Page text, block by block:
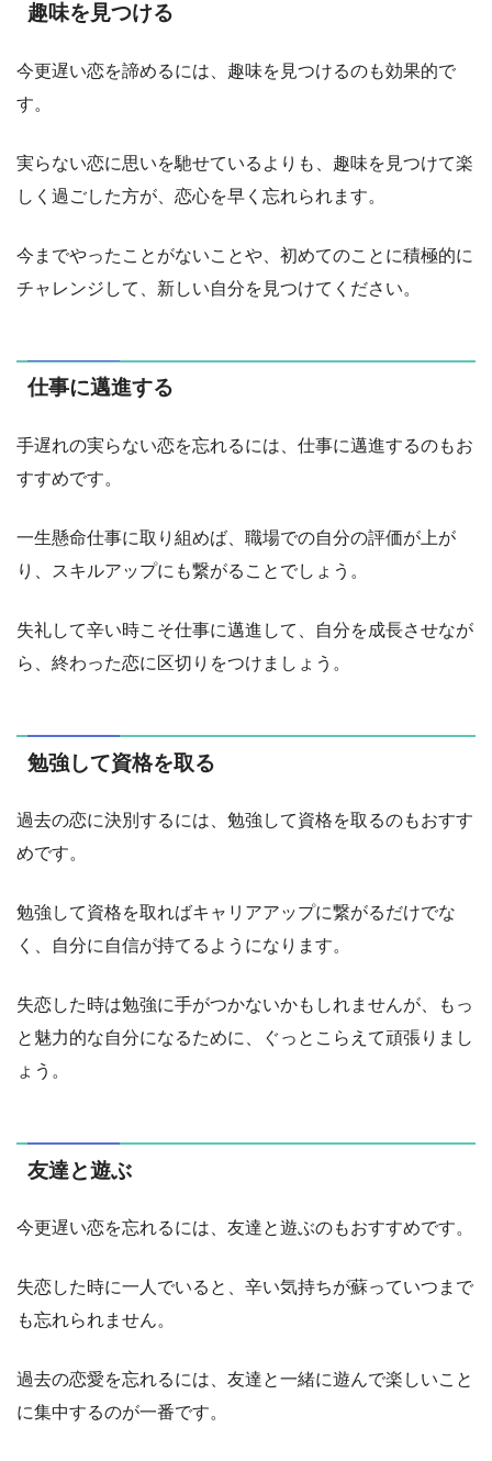
趣味を見つける
今更遅い恋を諦めるには、趣味を見つけるのも効果的で
す。
実らない恋に思いを馳せているよりも、趣味を見つけて楽
しく過ごした方が、恋心を早く忘れられます。
今までやったことがないことや、初めてのことに積極的に
チャレンジして、新しい自分を見つけてください。
仕事に邁進する
手遅れの実らない恋を忘れるには、仕事に邁進するのもお
すすめです。
一生懸命仕事に取り組めば、職場での自分の評価が上が
り、スキルアップにも繋がることでしょう。
失礼して辛い時こそ仕事に邁進して、自分を成長させなが
ら、終わった恋に区切りをつけましょう。
勉強して資格を取る
過去の恋に決別するには、勉強して資格を取るのもおすす
めです。
勉強して資格を取ればキャリアアップに繋がるだけでな
く、自分に自信が持てるようになります。
失恋した時は勉強に手がつかないかもしれませんが、もっ
と魅力的な自分になるために、ぐっとこらえて頑張りまし
ょう。
友達と遊ぶ
今更遅い恋を忘れるには、友達と遊ぶのもおすすめです。
失恋した時に一人でいると、辛い気持ちが蘇っていつまで
も忘れられません。
過去の恋愛を忘れるには、友達と一緒に遊んで楽しいこと
に集中するのが一番です。